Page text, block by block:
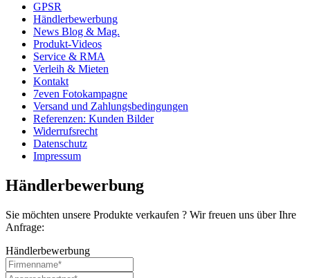
GPSR
Händlerbewerbung
News Blog & Mag.
Produkt-Videos
Service & RMA
Verleih & Mieten
Kontakt
7even Fotokampagne
Versand und Zahlungsbedingungen
Referenzen: Kunden Bilder
Widerrufsrecht
Datenschutz
Impressum
Händlerbewerbung
Sie möchten unsere Produkte verkaufen ? Wir freuen uns über Ihre
Anfrage:
Händlerbewerbung